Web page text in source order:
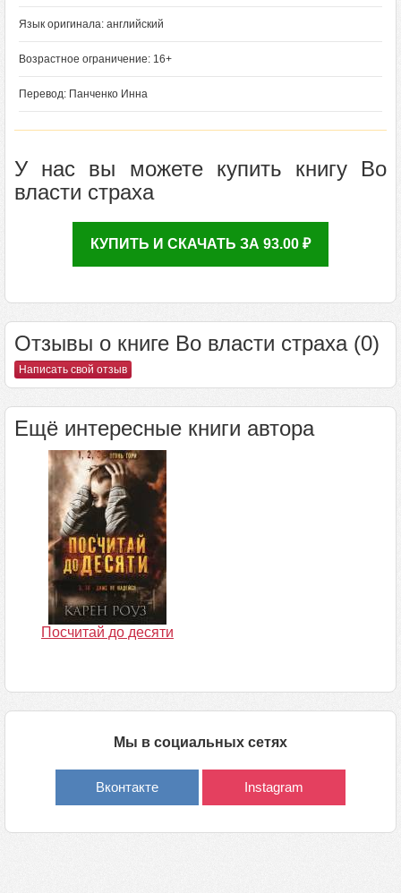
Язык оригинала: английский
Возрастное ограничение: 16+
Перевод: Панченко Инна
У нас вы можете купить книгу Во
власти страха
КУПИТЬ И СКАЧАТЬ ЗА 93.00 ₽
Отзывы о книге Во власти страха (0)
Написать свой отзыв
Ещё интересные книги автора
Посчитай до десяти
Мы в социальных сетях
Вконтакте Instagram